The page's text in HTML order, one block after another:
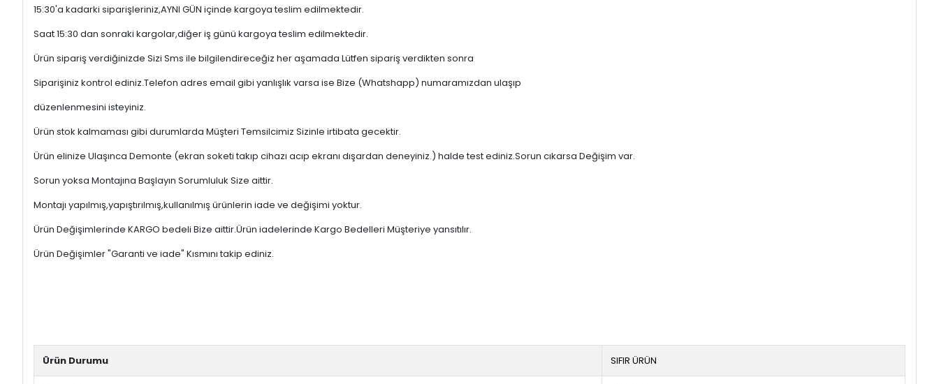
15:30'a kadarki siparişleriniz,AYNI GÜN içinde kargoya teslim edilmektedir.
Saat 15:30 dan sonraki kargolar,diğer iş günü kargoya teslim edilmektedir.
Ürün sipariş verdiğinizde Sizi Sms ile bilgilendireceğiz her aşamada Lütfen sipariş verdikten sonra
Siparişiniz kontrol ediniz.Telefon adres email gibi yanlışlık varsa ise Bize (Whatshapp) numaramızdan ulaşıp
düzenlenmesini isteyiniz.
Ürün stok kalmaması gibi durumlarda Müşteri Temsilcimiz Sizinle irtibata gecektir.
Ürün elinize Ulaşınca Demonte (ekran soketi takıp cihazı acıp ekranı dışardan deneyiniz.) halde test ediniz.Sorun cıkarsa Değişim var.
Sorun yoksa Montajına Başlayın Sorumluluk Size aittir.
Montajı yapılmış,yapıştırılmış,kullanılmış ürünlerin iade ve değişimi yoktur.
Ürün Değişimlerinde KARGO bedeli Bize aittir.Ürün iadelerinde Kargo Bedelleri Müşteriye yansıtılır.
Ürün Değişimler "Garanti ve iade" Kısmını takip ediniz.
Ürün Durumu SIFIR ÜRÜN